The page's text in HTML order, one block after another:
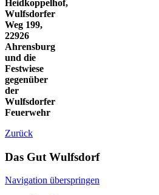
Heidkoppelhof,
Wulfsdorfer
Weg 199,
22926
Ahrensburg
und die
Festwiese
gegenüber
der
Wulfsdorfer
Feuerwehr
Zurück
Das Gut Wulfsdorf
Navigation überspringen